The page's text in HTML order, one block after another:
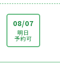
08/07
明日
予約可